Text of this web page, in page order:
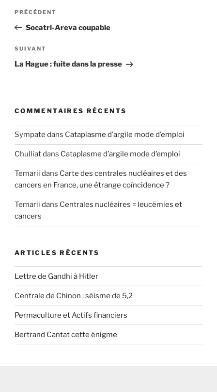
Navigation
l’article
Article
précédent
PRÉCÉDENT
Socatri-Areva coupable
Article
suivant
SUIVANT
La Hague : fuite dans la presse
COMMENTAIRES RÉCENTS
Sympate dans Cataplasme d’argile mode d’emploi
Chulliatdans Cataplasme d’argile mode d’emploi
Temarii dans Carte des centrales nucléaires et des
cancers en France, une étrange coïncidence ?
Temarii dans Centrales nucléaires = leucémies et
cancers
ARTICLES RÉCENTS
Lettre de Gandhi à Hitler
Centrale de Chinon : séisme de 5,2
Permaculture et Actifs financiers
Bertrand Cantat cette énigme